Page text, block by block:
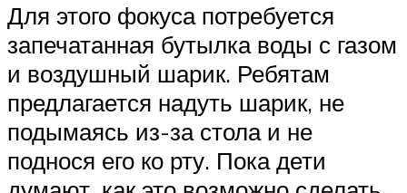
Для этого фокуса потребуется
запечатанная бутылка воды с газом
и воздушный шарик. Ребятам
предлагается надуть шарик, не
подымаясь из-за стола и не
поднося его ко рту. Пока дети